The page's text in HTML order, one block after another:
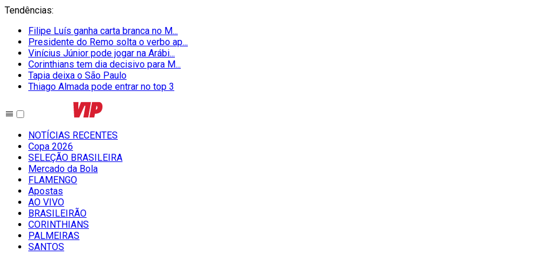
Tendências:
Filipe Luís ganha carta branca no M...
Presidente do Remo solta o verbo ap...
Vinícius Júnior pode jogar na Arábi...
Corinthians tem dia decisivo para M...
Tapia deixa o São Paulo
Thiago Almada pode entrar no top 3
NOTÍCIAS RECENTES
Copa 2026
SELEÇÃO BRASILEIRA
Mercado da Bola
FLAMENGO
Apostas
AO VIVO
BRASILEIRÃO
CORINTHIANS
PALMEIRAS
SANTOS